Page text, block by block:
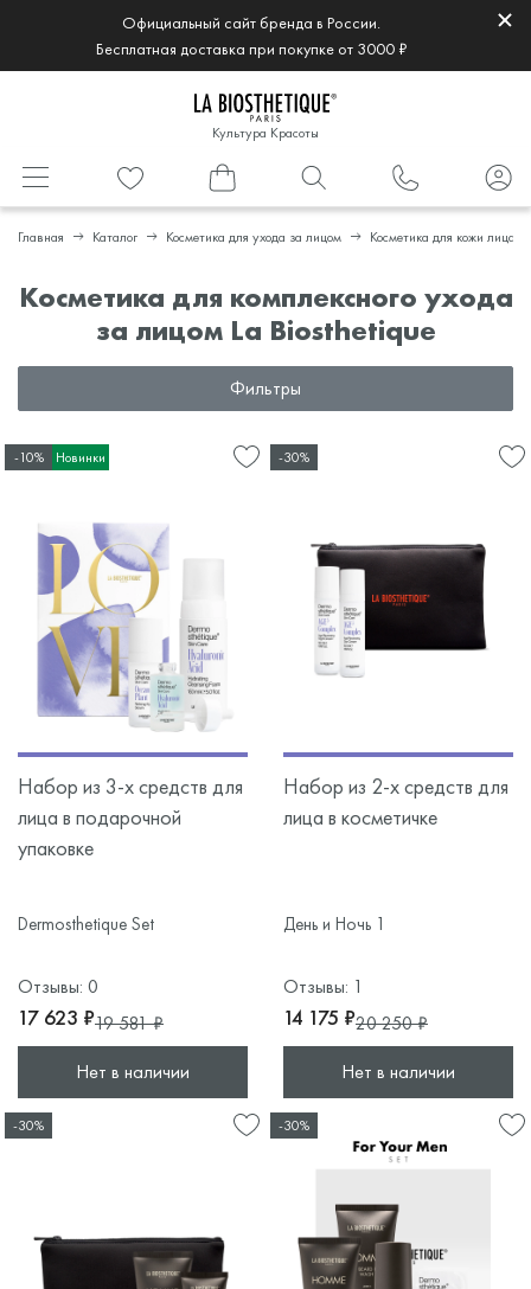
Официальный сайт бренда в России.
Бесплатная доставка при покупке от 3000 ₽
Культура Красоты
Главная Каталог Косметика для ухода за лицом Косметика для кожи лица
Косметика для комплексного ухода
за лицом La Biosthetique
Фильтры
-10% Новинки
Набор из 3-х средств для
лица в подарочной
упаковке
Dermosthetique Set
Отзывы: 0
17 623 ₽19 581 ₽
Нет в наличии
-30%
Набор из 2-х средств для
лица в косметичке
День и Ночь 1
Отзывы: 1
14 175 ₽20 250 ₽
Нет в наличии
-30% -30%